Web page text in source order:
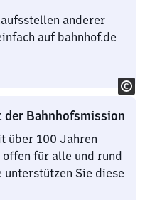
anderer
auf bahnhof.de
Bahnhofsmission
über 100 Jahren
offen für alle und rund
Sie diese